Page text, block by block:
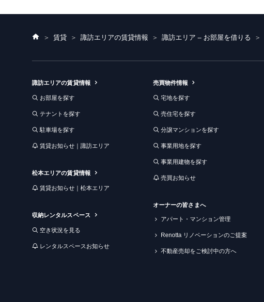
ホ
ム
賃貸 諏訪エリアの賃貸情報 諏訪エリア – お部屋を借りる
諏訪エリアの賃貸情報
お部屋を探す
テナントを探す
駐車場を探す
賃貸お知らせ｜諏訪エリア
松本エリアの賃貸情報
賃貸お知らせ｜松本エリア
収納レンタルスペース
空き状況を見る
レンタルスペースお知らせ
売買物件情報
宅地を探す
売住宅を探す
分譲マンションを探す
事業用地を探す
事業用建物を探す
売買お知らせ
オーナーの皆さまへ
アパート・マンション管理
Renotta リノベーションのご提案
不動産売却をご検討中の方へ